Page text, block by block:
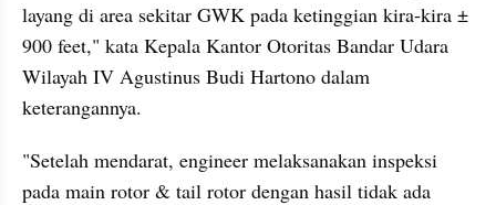
layang di area sekitar GWK pada ketinggian kira-kira ±
900 feet," kata Kepala Kantor Otoritas Bandar Udara
Wilayah IV Agustinus Budi Hartono dalam
keterangannya.
"Setelah mendarat, engineer melaksanakan inspeksi
pada main rotor & tail rotor dengan hasil tidak ada